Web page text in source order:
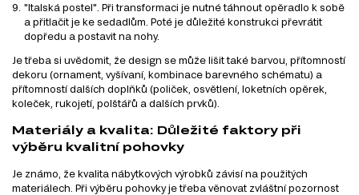
"Italská postel". Při transformaci je nutné táhnout opěradlo k sobě
a přitlačit je ke sedadlům. Poté je důležité konstrukci převrátit
dopředu a postavit na nohy.
Je třeba si uvědomit, že design se může lišit také barvou, přítomností
dekoru (ornament, vyšívaní, kombinace barevného schématu) a
přítomností dalších doplňků (poliček, osvětlení, loketních opěrek,
koleček, rukojetí, polštářů a dalších prvků).
Materiály a kvalita: Důležité faktory při
výběru kvalitní pohovky
Je známo, že kvalita nábytkových výrobků závisí na použitých
materiálech. Při výběru pohovky je třeba věnovat zvláštní pozornost